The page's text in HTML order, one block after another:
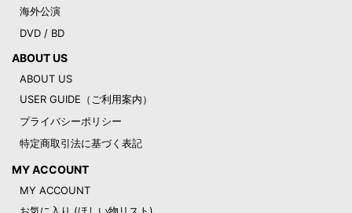
海外公演
DVD / BD
ABOUT US
ABOUT US
USER GUIDE（ご利用案内）
プライバシーポリシー
特定商取引法に基づく表記
MY ACCOUNT
MY ACCOUNT
お気に入り (ほしい物リスト)